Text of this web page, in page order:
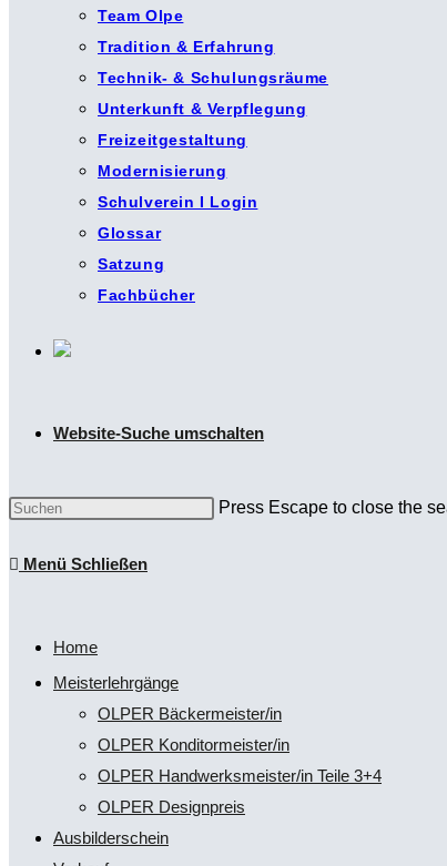
Team Olpe
Tradition & Erfahrung
Technik- & Schulungsräume
Unterkunft & Verpflegung
Freizeitgestaltung
Modernisierung
Schulverein I Login
Glossar
Satzung
Fachbücher
Website-Suche umschalten
Press Escape to close the
Menü Schließen
Home
Meisterlehrgänge
OLPER Bäckermeister/in
OLPER Konditormeister/in
OLPER Handwerksmeister/in Teile 3+4
OLPER Designpreis
Ausbilderschein